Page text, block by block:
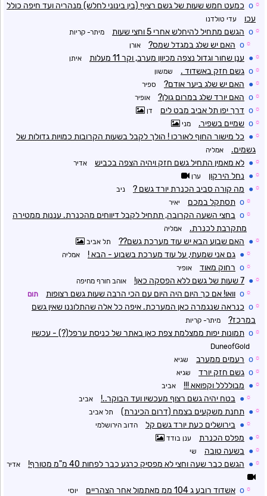
☼
o כמעט חמש שעות של גשם רציף (בין בינוני לחלש) מנהריה ועד חיפה כולל
עכו
עדי טולדנו
☼
o הגשם מתחיל להיחלש אחרי 5 וחצי שעות מיתר- קריות
☼
o האם יש שלג במגדל שמס? אורן
☼
● ענן שחור וגדול נצפה מכיוון מערב, וקר 11 מעלות איתן
☼
o גשם חזק באשדוד . שמשון
☼
● האם יש שלג ביער אודם? ספיר
☼
o האם יורד שלג במרום גולן? אופיר
☼
o דרך יפו תל אביב מבט לים דן
☼
o שמיים בשפיר. מני
☼
● כל מישור החוף לאורכו ! הולך לקבל בשעות הקרובות כמויות גדולות של
גשמים.
אמליה
☼
● לא מאמין התחיל גשם חזק ויהיה הצפה בכביש אדיר
☼
● נחל הירקון ערן
☼
● מה קורה סביב הכנרת יורד גשם ? ניב
☼
o תסתקל במכם יאיר
☼
o בחצי השעה הקרובה, תתחיל לקבל דיווחים מהכנרת. עננות ממטירה
מתקרבת לכנרת.
אמליה
☼
● האם שבוע הבא יש עוד מערכת גשם?? תל אביב
☼
● גם אני שמעתי, על עוד מערכת בשבוע - הבא ! אמליה
☼
o רחוק מאוד אופיר
☼
● 7 שעות של גשם ללא הפסקה כאן! אוהב חורף מחיפה
☼
o וואו! אם כך היום היה היום עם הכי הרבה שעות גשם רצופות תום
☼
o כנראה שנגמרה כאן המערכת. איפה כל אלה שהתלוננו שאין גשם
במרכז?
מיתר- קריות
☼
o תמונות יפות ממצלמת צפת כאן באתר של כניסת ערפל(?) - עכשיו
DuneofGold
☼
o רעמים ממערב שגיא
☼
o גשם חזק יורד שגיא
☼
● מבולללל וקפואא !!! אביב
☼
● בטח יהיה גשם רצוף מעכשיו ועד הבוקר..! אביב
☼
● תחנת משקעים בצמח (דרום הכינרת) תל אביב
☼
● בירושלים כעת יורד גשם קל הדוב הירושלמי
☼
● מפלס הכנרת ענן בודד
☼
● בשעה טובה שי
☼
● הגשם כבר שעה וחצי לא מפסיק כרגע כבר לפחות 40 מ"מ מטורף! אדיר
☼
o אשדוד רובע ג 104 ממ מאתמול אחר הצהריים יוסי